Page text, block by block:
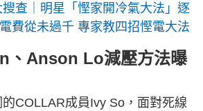
搜查｜明星「慳家開冷氣大法」逐
費從未過千 專家教四招慳電大法
、Anson Lo減壓方法曝
COLLAR成員Ivy So，面對死線